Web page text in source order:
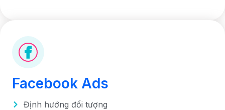
Facebook Ads
Định hướng đối tượng